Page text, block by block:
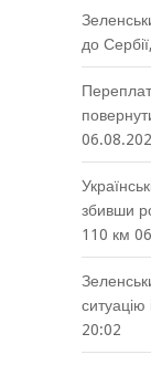
до
збивши
110 км
ситуацію
20:02